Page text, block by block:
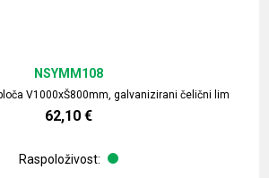
V1000xŠ800mm, galvanizirani čelični lim
NSYMM108
62,10 €
Raspoloživost: